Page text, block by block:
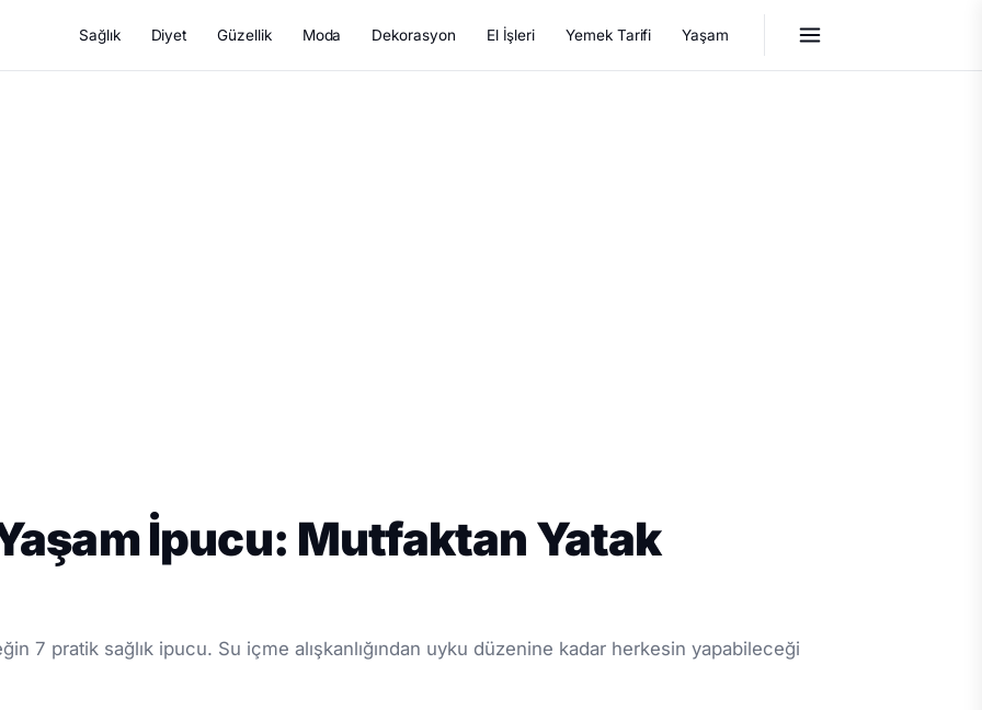
Sağlık Diyet Güzellik Moda Dekorasyon El İşleri Yemek Tarifi Yaşam
Yaşam İpucu: Mutfaktan Yatak
7 pratik sağlık ipucu. Su içme alışkanlığından uyku düzenine kadar herkesin yapabileceği